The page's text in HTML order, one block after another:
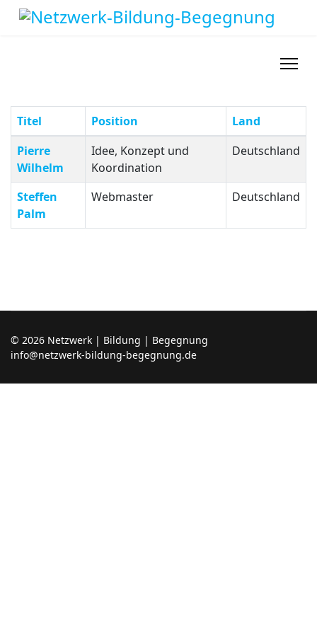
Kontakte,
Titel Position
Land
Pierre
Wilhelm
Idee, Konzept und
Koordination
Deutschland
Steffen
Palm
Webmaster Deutschland
© 2026 Netzwerk | Bildung | Begegnung
info@netzwerk-bildung-begegnung.de